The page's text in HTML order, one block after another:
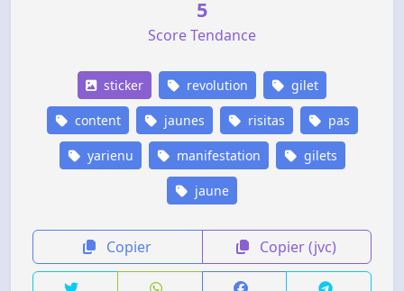
5
Score Tendance
sticker revolution gilet
content jaunes risitas pas
yarienu manifestation gilets
jaune
Copier Copier (jvc)